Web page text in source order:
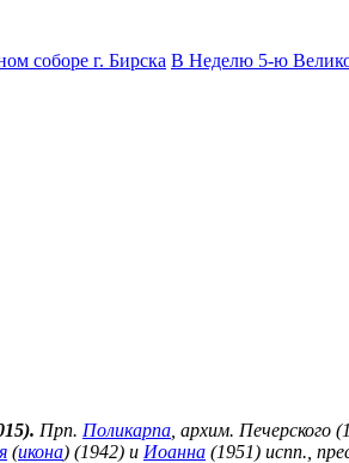
соборе г. Бирска В Неделю 5-ю
Прп. Поликарпа , архим. Печерского
(икона) (1942) и Иоанна (1951) испп.,